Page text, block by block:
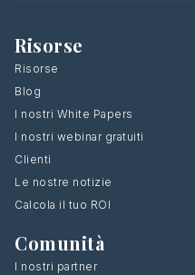
Risorse
Risorse
Blog
I nostri White Papers
I nostri webinar gratuiti
Clienti
Le nostre notizie
Calcola il tuo ROI
Comunità
I nostri partner